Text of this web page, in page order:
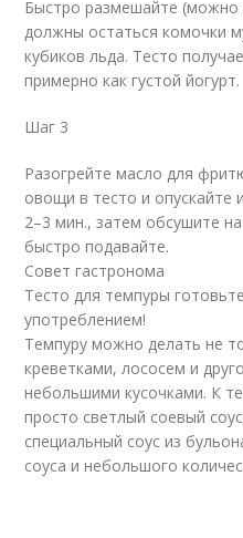
Быстро размешайте (можно
должны остаться комочки
кубиков льда. Тесто
примерно как густой йогурт.
Шаг 3
Разогрейте масло для
овощи в тесто и опускайте
2–3 мин., затем обсушите
быстро подавайте.
Совет гастронома
Тесто для темпуры
употреблением!
Темпуру можно делать не
креветками, лососем и
небольшими кусочками. К
просто светлый соевый
специальный соус из
соуса и небольшого